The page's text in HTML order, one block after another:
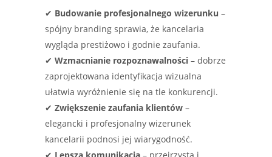
✔ Budowanie profesjonalnego wizerunku –
spójny branding sprawia, że kancelaria
wygląda prestiżowo i godnie zaufania.
✔ Wzmacnianie rozpoznawalności – dobrze
zaprojektowana identyfikacja wizualna
ułatwia wyróżnienie się na tle konkurencji.
✔ Zwiększenie zaufania klientów –
elegancki i profesjonalny wizerunek
kancelarii podnosi jej wiarygodność.